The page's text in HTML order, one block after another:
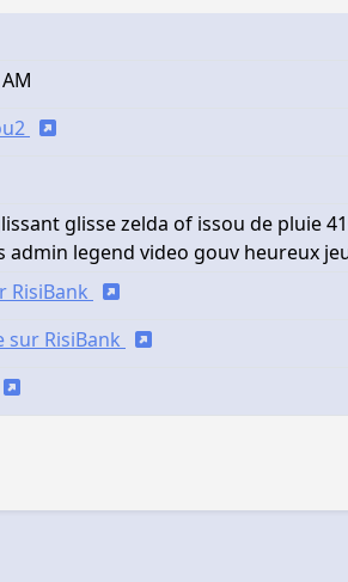
glisse zelda of issou de pluie
admin legend video gouv heureux
RisiBank
RisiBank